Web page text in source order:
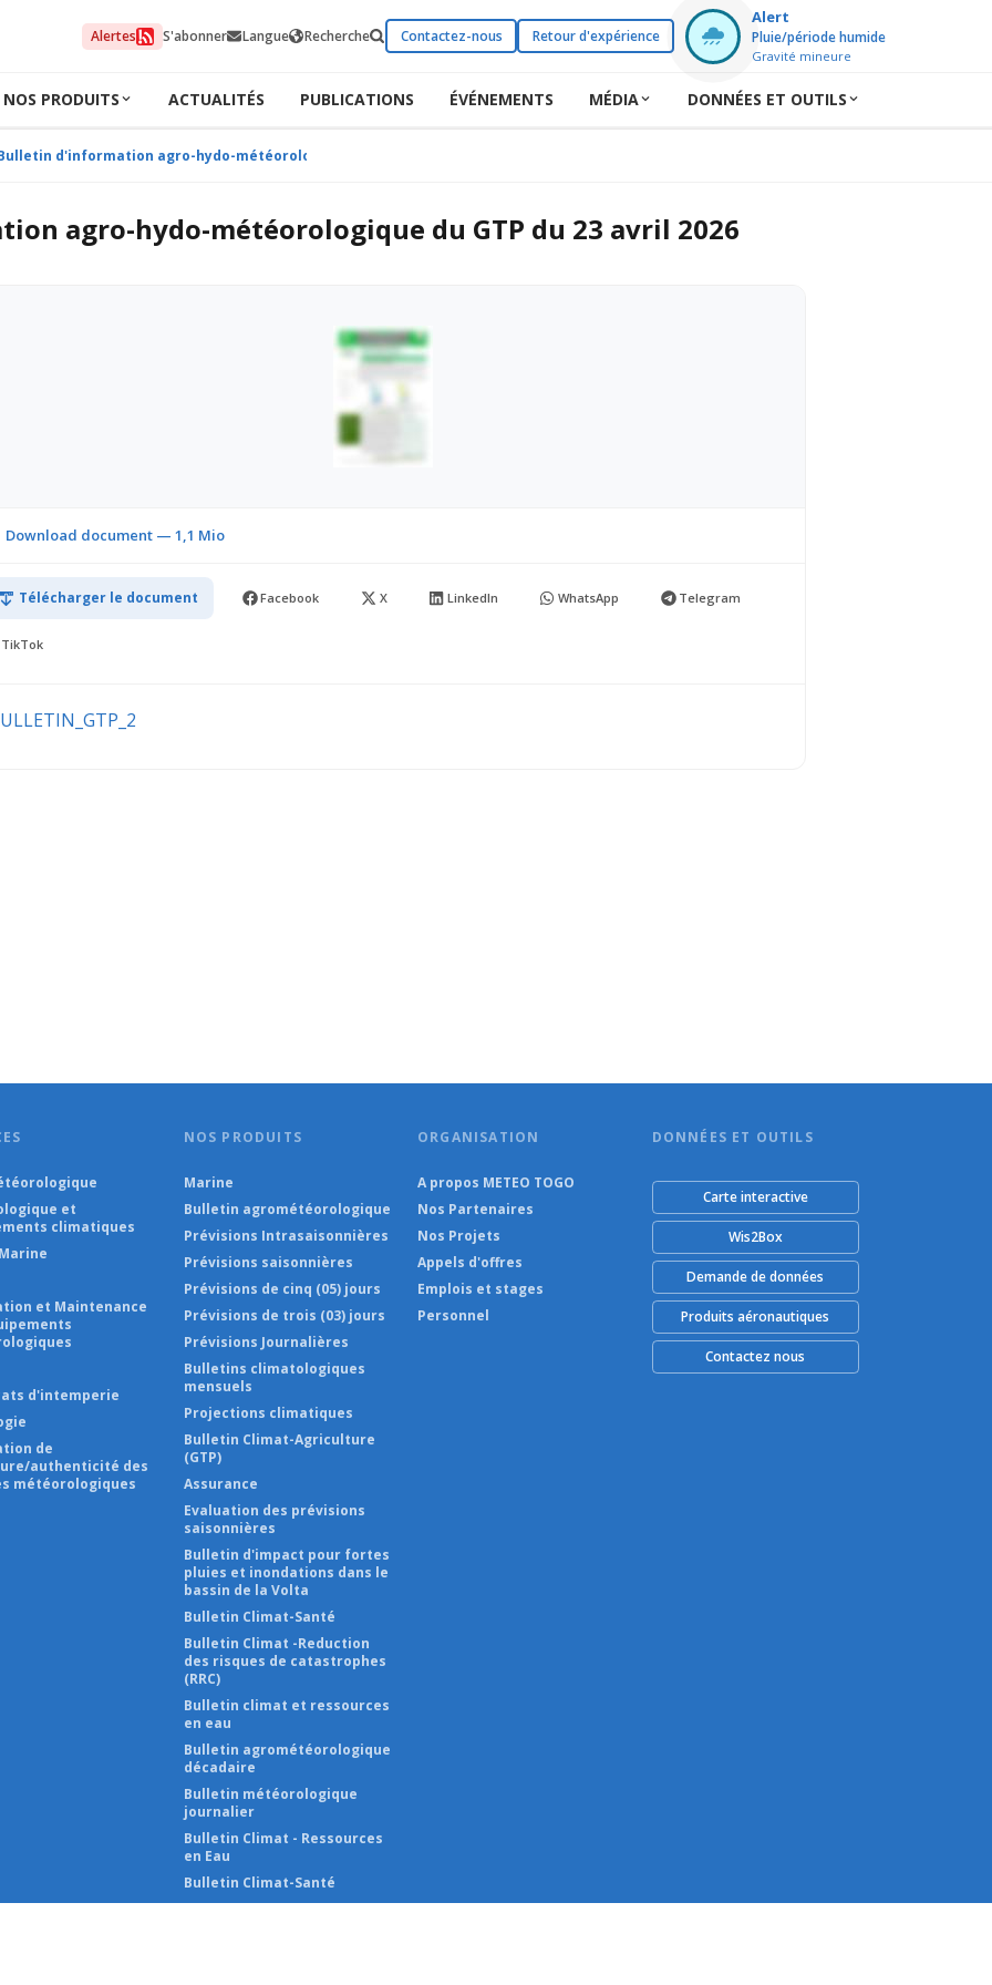
Alertes S'abonner Langue Recherche Contactez-nous Retour d'expérience
Alert
Pluie/période humide
Gravité mineure
NOS PRODUITS ACTUALITÉS PUBLICATIONS ÉVÉNEMENTS MÉDIA DONNÉES ET OUTILS
d'information agro-hydo-météorologique du GTP du 23 avril 2026
agro-hydo-météorologique du GTP du 23 avril 2026
Download document — 1,1 Mio
Télécharger le document Facebook X LinkedIn WhatsApp Telegram
TikTok
et
climatiques
et Maintenance
d'intemperie
de
authenticité des
météorologiques
NOS PRODUITS
Marine
Bulletin agrométéorologique
Prévisions Intrasaisonnières
Prévisions saisonnières
Prévisions de cinq (05) jours
Prévisions de trois (03) jours
Prévisions Journalières
Bulletins climatologiques
mensuels
Projections climatiques
Bulletin Climat-Agriculture
(GTP)
Assurance
Evaluation des prévisions
saisonnières
Bulletin d'impact pour fortes
pluies et inondations dans le
bassin de la Volta
Bulletin Climat-Santé
Bulletin Climat -Reduction
des risques de catastrophes
(RRC)
Bulletin climat et ressources
en eau
Bulletin agrométéorologique
décadaire
Bulletin météorologique
journalier
Bulletin Climat - Ressources
en Eau
Bulletin Climat-Santé
ORGANISATION
A propos METEO TOGO
Nos Partenaires
Nos Projets
Appels d'offres
Emplois et stages
Personnel
DONNÉES ET OUTILS
Carte interactive
Wis2Box
Demande de données
Produits aéronautiques
Contactez nous